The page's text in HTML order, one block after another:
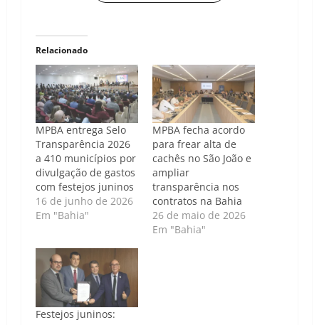
Relacionado
MPBA entrega Selo
Transparência 2026
a 410 municípios por
divulgação de gastos
com festejos juninos
16 de junho de 2026
Em "Bahia"
MPBA fecha acordo
para frear alta de
cachês no São João e
ampliar
transparência nos
contratos na Bahia
26 de maio de 2026
Em "Bahia"
Festejos juninos: